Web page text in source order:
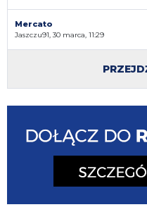
Mercato
Jaszczu91, 30 marca, 11:29